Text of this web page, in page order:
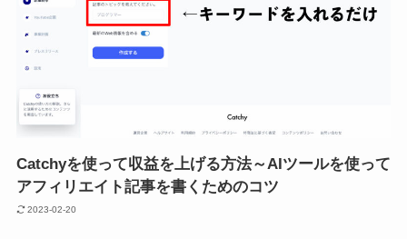
Catchyを使って収益を上げる方法～AIツールを使って
アフィリエイト記事を書くためのコツ
2023-02-20